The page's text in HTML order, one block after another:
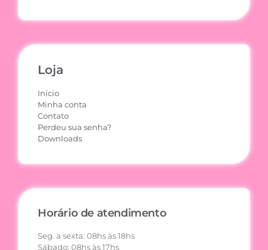
Loja
Início
Minha conta
Contato
Perdeu sua senha?
Downloads
Horário de atendimento
Seg. a sexta: 08hs às 18hs
Sábado: 08hs às 17hs